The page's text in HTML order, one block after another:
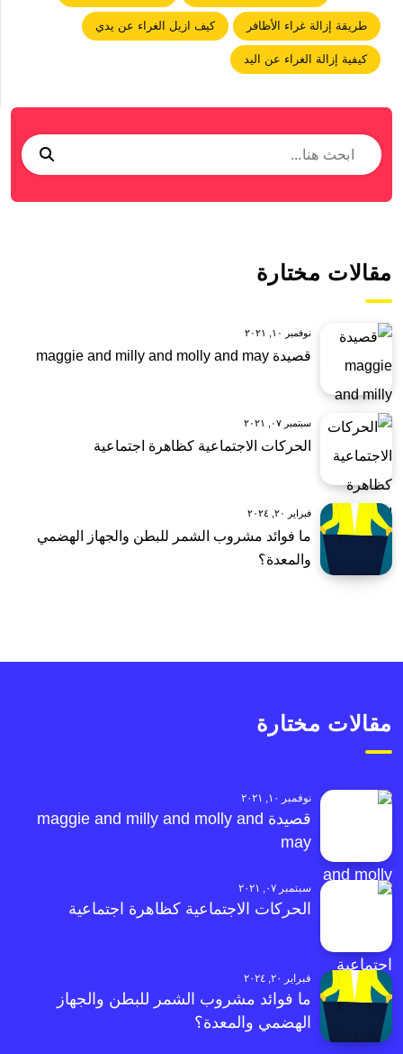
طريقة إزالة غراء الأظافر كيف ازيل الغراء عن يدي
كيفية إزالة الغراء عن اليد
مقالات مختارة
نوفمبر ١٠, ٢٠٢١
قصيدة maggie and milly and molly and may
سبتمبر ٠٧, ٢٠٢١
الحركات الاجتماعية كظاهرة اجتماعية
فبراير ٢٠, ٢٠٢٤
ما فوائد مشروب الشمر للبطن والجهاز الهضمي
والمعدة؟
مقالات مختارة
نوفمبر ١٠, ٢٠٢١
قصيدة maggie and milly and molly and
may
سبتمبر ٠٧, ٢٠٢١
الحركات الاجتماعية كظاهرة اجتماعية
فبراير ٢٠, ٢٠٢٤
ما فوائد مشروب الشمر للبطن والجهاز
الهضمي والمعدة؟